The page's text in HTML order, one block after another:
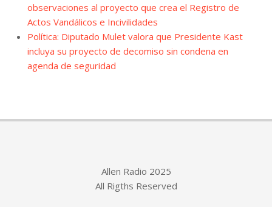
observaciones al proyecto que crea el Registro de
Actos Vandálicos e Incivilidades
Política: Diputado Mulet valora que Presidente Kast
incluya su proyecto de decomiso sin condena en
agenda de seguridad
Allen Radio 2025
All Rigths Reserved